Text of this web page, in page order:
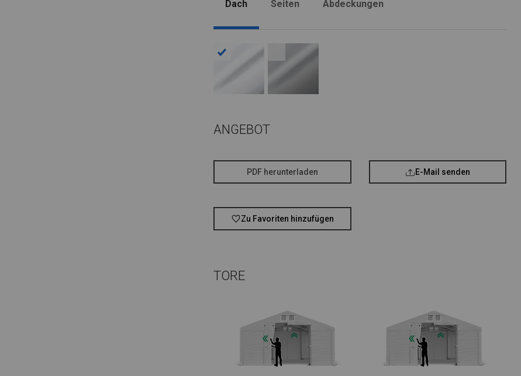
Dach Seiten Abdeckungen
ANGEBOT
PDF herunterladen E-Mail senden
Zu Favoriten hinzufügen
TORE